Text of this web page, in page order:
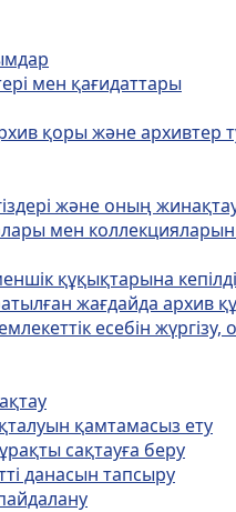
мен қағидаттары
қоры және архивтер
және оның
мен
құқықтарына
жағдайда архив
есебін
қамтамасыз ету
сақтауға беру
данасын тапсыру